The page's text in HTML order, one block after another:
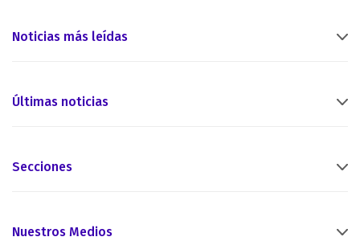
Noticias más leídas
Últimas noticias
Secciones
Nuestros Medios